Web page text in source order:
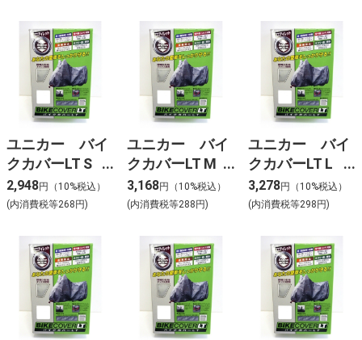
ユニカー バイ
クカバーLT S
BB9001
2,948円（10%税込）
(内消費税等268円)
ユニカー バイ
クカバーLT M
BB9002
3,168円（10%税込）
(内消費税等288円)
ユニカー バイ
クカバーLT L
BB9003
3,278円（10%税込）
(内消費税等298円)